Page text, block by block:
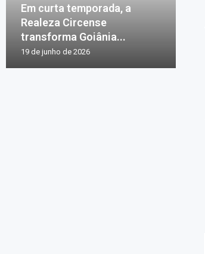
Em curta temporada, a
Realeza Circense
transforma Goiânia...
19 de junho de 2026